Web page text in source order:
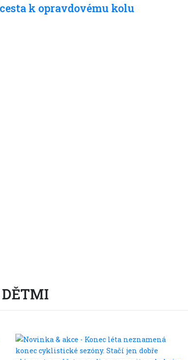
k opravdovému kolu
DĚTMI